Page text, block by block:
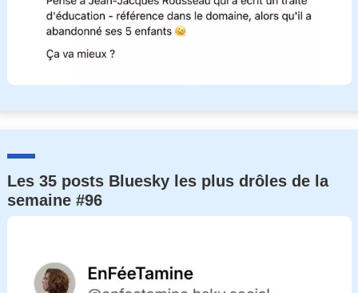
Les 35 posts Bluesky les plus drôles de la
semaine #96